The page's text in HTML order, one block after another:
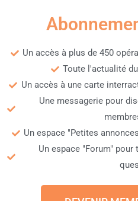
Un accès à plus de 450
Toute l'actualité
Un accès à une carte
Une messagerie pour
Un espace "Petites
Un espace "Forum"